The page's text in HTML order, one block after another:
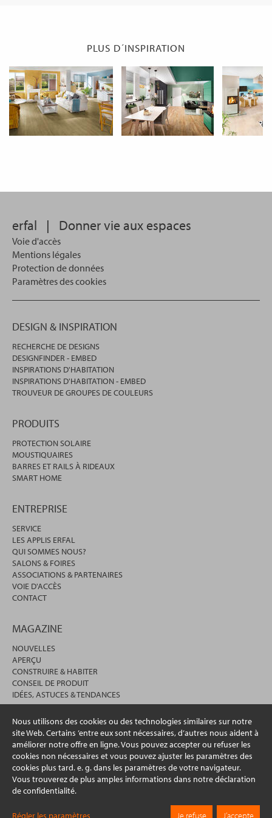
Nous utilisons des cookies ou des technologies similaires sur notre
site Web. Certains ’entre eux sont nécessaires, d’autres nous aident à
améliorer notre offre en ligne. Vous pouvez accepter ou refuser les
cookies non nécessaires et vous pouvez ajuster les paramètres des
cookies plus tard. e. g. dans les paramètres de votre navigateur.
Vous trouverez de plus amples informations dans notre déclaration
de confidentialité.
Régler les paramètres Je refuse J’accepte
PLUS D´INSPIRATION
erfal | Donner vie aux espaces
Voie d'accès
Mentions légales
Protection de données
Paramètres des cookies
DESIGN & INSPIRATION
RECHERCHE DE DESIGNS
DESIGNFINDER - EMBED
INSPIRATIONS D'HABITATION
INSPIRATIONS D'HABITATION - EMBED
TROUVEUR DE GROUPES DE COULEURS
PRODUITS
PROTECTION SOLAIRE
MOUSTIQUAIRES
BARRES ET RAILS À RIDEAUX
SMART HOME
ENTREPRISE
SERVICE
LES APPLIS ERFAL
QUI SOMMES NOUS?
SALONS & FOIRES
ASSOCIATIONS & PARTENAIRES
VOIE D'ACCÈS
CONTACT
MAGAZINE
NOUVELLES
APERÇU
CONSTRUIRE & HABITER
CONSEIL DE PRODUIT
IDÉES, ASTUCES & TENDANCES